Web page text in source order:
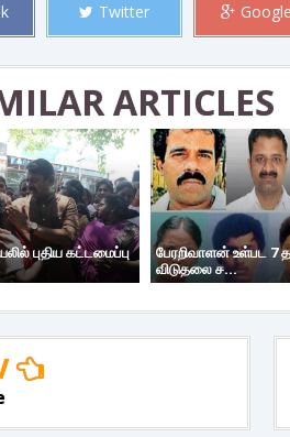
Twitter
ARTICLES
புதிய கட்டமைப்பு
பேரறிவாளன் உள்பட 7
விடுதலை ச...